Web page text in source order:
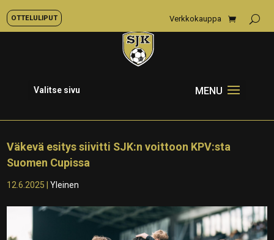
OTTELULIPUT Verkkokauppa
Valitse sivu
Väkevä esitys siivitti SJK:n voittoon KPV:sta
Suomen Cupissa
12.6.2025 |Yleinen